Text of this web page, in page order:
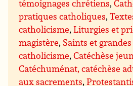
témoignages chrétiens,
pratiques catholiques,
catholicisme,Liturgies et
magistère, Saints et
catholicisme,Catéchèse
Catéchuménat, catéchèse
aux sacrements,